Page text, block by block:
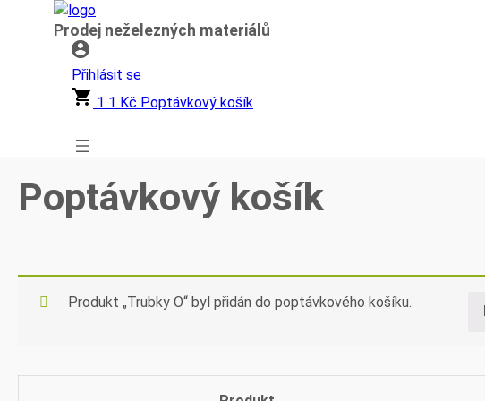
Přeskočit
Prodej neželezných materiálů
Přihlásit se
1 1 Kč Poptávkový košík
Poptávkový košík
Produkt „Trubky O“ byl přidán do poptávkového košíku.